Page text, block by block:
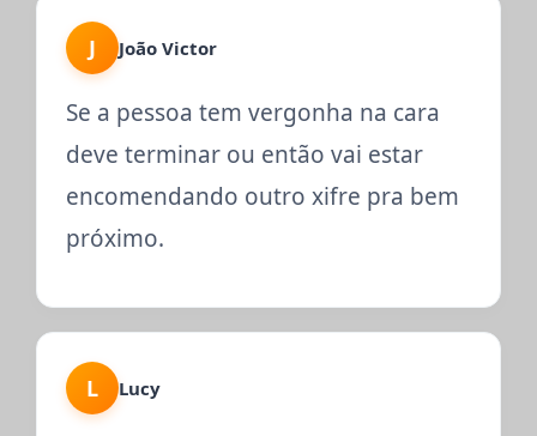
J João Victor
Se a pessoa tem vergonha na cara
deve terminar ou então vai estar
encomendando outro xifre pra bem
próximo.
L Lucy